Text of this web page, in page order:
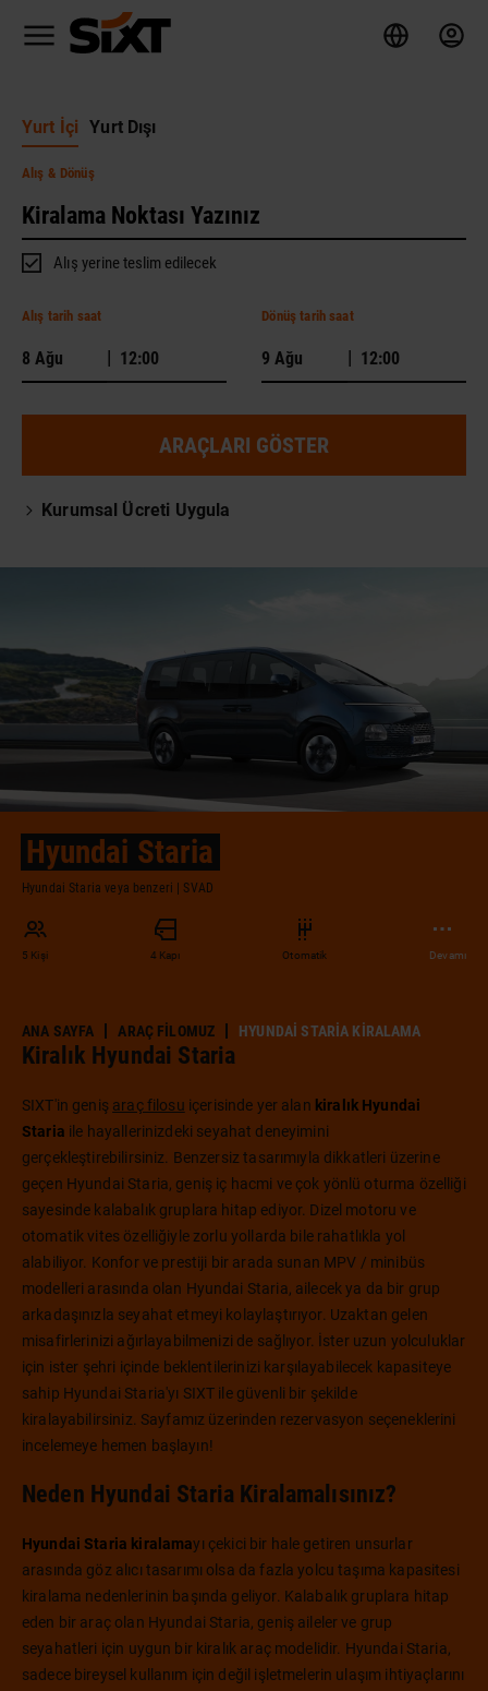
Yurt İçi Yurt Dışı
Alış & Dönüş
Alış yerine teslim edilecek
Alış tarih saat
|
Dönüş tarih saat
|
ARAÇLARI GÖSTER
Kurumsal Ücreti Uygula
Hyundai Staria
Hyundai Staria veya benzeri | SVAD
5 Kişi 4 Kapı Otomatik Devamı
ANA SAYFA ARAÇ FILOMUZ HYUNDAI STARIA KIRALAMA
Kiralık Hyundai Staria
SIXT'in geniş araç filosu içerisinde yer alan kiralık Hyundai
Staria ile hayallerinizdeki seyahat deneyimini
gerçekleştirebilirsiniz. Benzersiz tasarımıyla dikkatleri üzerine
geçen Hyundai Staria, geniş iç hacmi ve çok yönlü oturma özelliği
sayesinde kalabalık gruplara hitap ediyor. Dizel motoru ve
otomatik vites özelliğiyle zorlu yollarda bile rahatlıkla yol
alabiliyor. Konfor ve prestiji bir arada sunan MPV / minibüs
modelleri arasında olan Hyundai Staria, ailecek ya da bir grup
arkadaşınızla seyahat etmeyi kolaylaştırıyor. Uzaktan gelen
misafirlerinizi ağırlayabilmenizi de sağlıyor. İster uzun yolculuklar
için ister şehri içinde beklentilerinizi karşılayabilecek kapasiteye
sahip Hyundai Staria'yı SIXT ile güvenli bir şekilde
kiralayabilirsiniz. Sayfamız üzerinden rezervasyon seçeneklerini
incelemeye hemen başlayın!
Neden Hyundai Staria Kiralamalısınız?
Hyundai Staria kiralamayı çekici bir hale getiren unsurlar
arasında göz alıcı tasarımı olsa da fazla yolcu taşıma kapasitesi
kiralama nedenlerinin başında geliyor. Kalabalık gruplara hitap
eden bir araç olan Hyundai Staria, geniş aileler ve grup
seyahatleri için uygun bir kiralık araç modelidir. Hyundai Staria,
sadece bireysel kullanım için değil işletmelerin ulaşım ihtiyaçlarını